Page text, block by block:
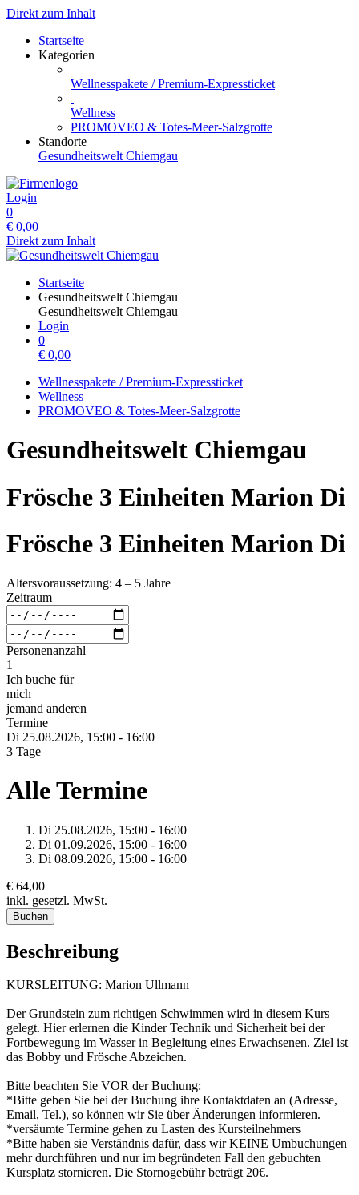
Direkt zum Inhalt
Startseite
Kategorien
Wellnesspakete / Premium-Expressticket
Wellness
PROMOVEO & Totes-Meer-Salzgrotte
Standorte
Gesundheitswelt Chiemgau
Login
0
€ 0,00
Direkt zum Inhalt
Startseite
Gesundheitswelt Chiemgau
Gesundheitswelt Chiemgau
Login
0
€ 0,00
Wellnesspakete / Premium-Expressticket
Wellness
PROMOVEO & Totes-Meer-Salzgrotte
Gesundheitswelt Chiemgau
Frösche 3 Einheiten Marion Di
Frösche 3 Einheiten Marion Di
Altersvoraussetzung: 4 – 5 Jahre
Zeitraum
Personenanzahl
1
Ich buche für
mich
jemand anderen
Termine
Di 25.08.2026, 15:00 - 16:00
3 Tage
Alle Termine
Di 25.08.2026, 15:00 - 16:00
Di 01.09.2026, 15:00 - 16:00
Di 08.09.2026, 15:00 - 16:00
€ 64,00
inkl. gesetzl. MwSt.
Buchen
Beschreibung
KURSLEITUNG: Marion Ullmann
Der Grundstein zum richtigen Schwimmen wird in diesem Kurs
gelegt. Hier erlernen die Kinder Technik und Sicherheit bei der
Fortbewegung im Wasser in Begleitung eines Erwachsenen. Ziel ist
das Bobby und Frösche Abzeichen.
Bitte beachten Sie VOR der Buchung:
*Bitte geben Sie bei der Buchung ihre Kontaktdaten an (Adresse,
Email, Tel.), so können wir Sie über Änderungen informieren.
*versäumte Termine gehen zu Lasten des Kursteilnehmers
*Bitte haben sie Verständnis dafür, dass wir KEINE Umbuchungen
mehr durchführen und nur im begründeten Fall den gebuchten
Kursplatz stornieren. Die Stornogebühr beträgt 20€.